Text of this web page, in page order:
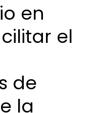
en
el
de
la